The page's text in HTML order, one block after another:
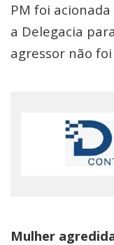
PM foi
a Delegacia
agressor não
Mulher